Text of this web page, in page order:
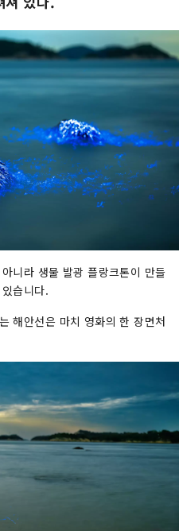
니라 생물 발광 플랑크톤이 만들
습니다.
해안선은 마치 영화의 한 장면처